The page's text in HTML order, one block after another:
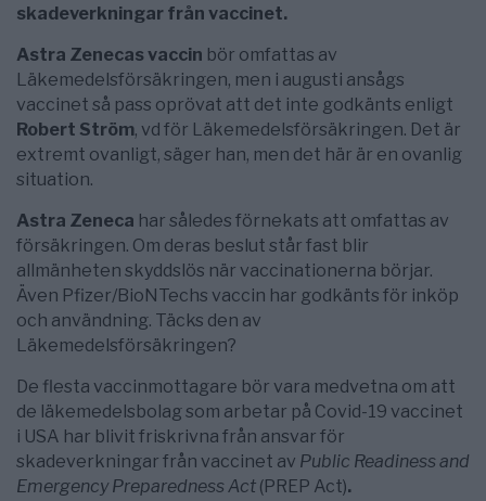
skadeverkningar från vaccinet.
Astra Zenecas vaccin bör omfattas av
Läkemedelsförsäkringen, men i augusti ansågs
vaccinet så pass oprövat att det inte godkänts enligt
Robert Ström, vd för Läkemedelsförsäkringen. Det är
extremt ovanligt, säger han, men det här är en ovanlig
situation.
Astra Zeneca har således förnekats att omfattas av
försäkringen. Om deras beslut står fast blir
allmänheten skyddslös när vaccinationerna börjar.
Även Pfizer/BioNTechs vaccin har godkänts för inköp
och användning. Täcks den av
Läkemedelsförsäkringen?
De flesta vaccinmottagare bör vara medvetna om att
de läkemedelsbolag som arbetar på Covid-19 vaccinet
i USA har blivit friskrivna från ansvar för
skadeverkningar från vaccinet av Public Readiness and
Emergency Preparedness Act (PREP Act).